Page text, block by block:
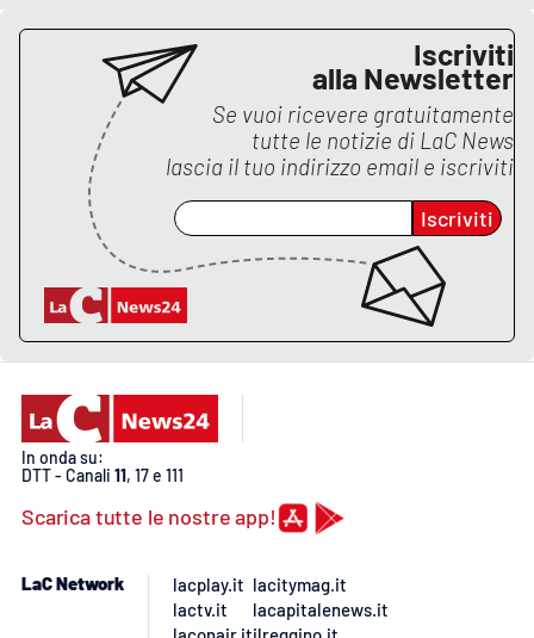
NETWORK
Lacplay.it
Lactv.it
Laconair.it
Lacitymag.it
Ilreggino.it
Cosenzachannel.it
Catanzarochannel.it
Iscriviti
alla Newsletter
Se vuoi ricevere gratuitamente
tutte le notizie di LaC News
lascia il tuo indirizzo email e iscriviti
Iscriviti
In onda su:
DTT - Canali 11, 17 e 111
Scarica tutte le nostre app!
LaC Network
lacplay.it
lactv.it
lacitymag.it
lacapitalenews.it